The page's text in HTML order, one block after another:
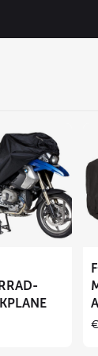
€